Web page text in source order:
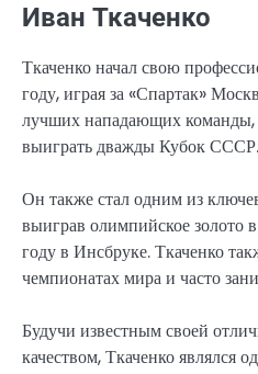
Иван Ткаченко
Ткаченко начал свою
году, играя за «Спартак»
лучших нападающих команды,
выиграть дважды Кубок СССР.
Он также стал одним из
выиграв олимпийское золото
году в Инсбруке. Ткаченко
чемпионатах мира и часто
Будучи известным своей
качеством, Ткаченко являлся